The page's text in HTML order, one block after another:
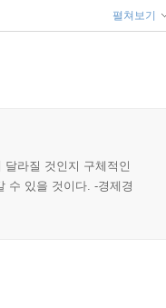
펼쳐보기
라질 것인지 구체적인
수 있을 것이다. -경제경